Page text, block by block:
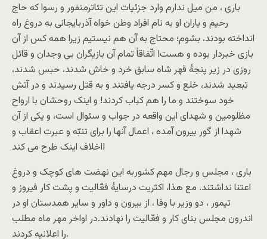
باری ، من میل ندارم وارد جزئیات این تئاترمنفور و رسوا که حاج
رحیم و یاران او به نام افراد وطن خواه آذربایجانی به دروغ راه
انداخته بودند، بشوم؛ محتاج به آن هم نیستیم زیرا همه کس از آن
بازی خبردار بوده و هست! اتّفاقاً تمام آن بازیگران بی وجدان و قائل
روزی در زیر پنجۀ قهر شاه سابق خرد و خاش شدند، حبس شدند،
تبعید شدند، خلع و کسر درجه یافتند و به قتل رسیدند و در آتش
خود سوختند و ما را هم کباب کردند! و اینک روحشان با ارواح
مظلومین و شهدای این واقعه در جواب و سئوال است، و یکی از آن
شهدا از گور بیرون آمده ، اعمال آنها را برای تنبّه و عبرت اعقاب و
اخلاف اینک طرح می کند!
باری ، مجلس و رجال مهم کشوربه این نهضت های کوچک و دروغ
اعتنا نداشتند. مع هذا، اکثریت درسایۀ فعّالیت و پشت کار فیروز و
تیمور ، دو وزیر با وفا ، از بیرون و داور و سایر همدستان او در
اندرون مجلس بنای کار و فعّالیت را نهادند.در اواخر مهر ماه مطلب
را اعلانیه کردند.